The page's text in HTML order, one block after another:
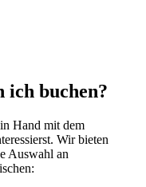
ich buchen?
Hand mit dem
Wir bieten
Auswahl an